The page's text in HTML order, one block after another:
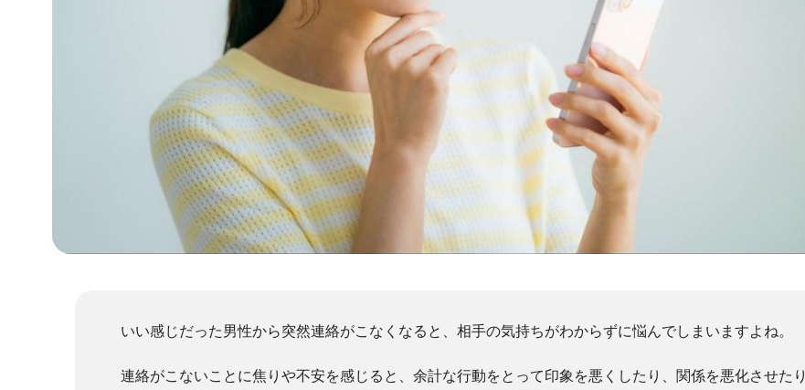
いい感じだった男性から突然連絡がこなくなると、相手の気持ちがわからずに悩んでしまいますよね。
連絡がこないことに焦りや不安を感じると、余計な行動をとって印象を悪くしたり、関係を悪化させたり